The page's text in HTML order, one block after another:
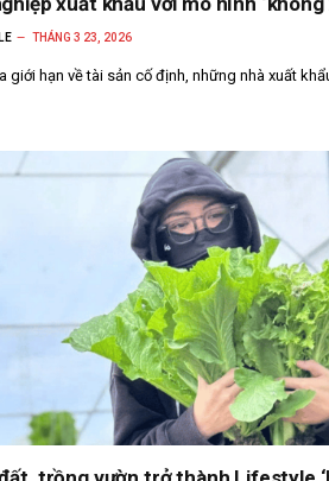
THÁNG 3 23, 2026
giới hạn về tài sản cố định, những nhà xuất